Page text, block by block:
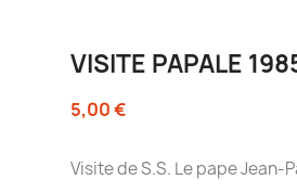
VISITE PAPALE
5,00 €
Visite de S.S. Le pape Jean-